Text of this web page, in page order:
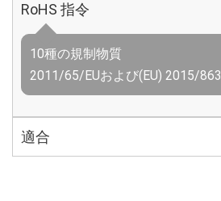
RoHS 指令
10種の規制物質
2011/65/EUおよび(EU) 2015/863
適合